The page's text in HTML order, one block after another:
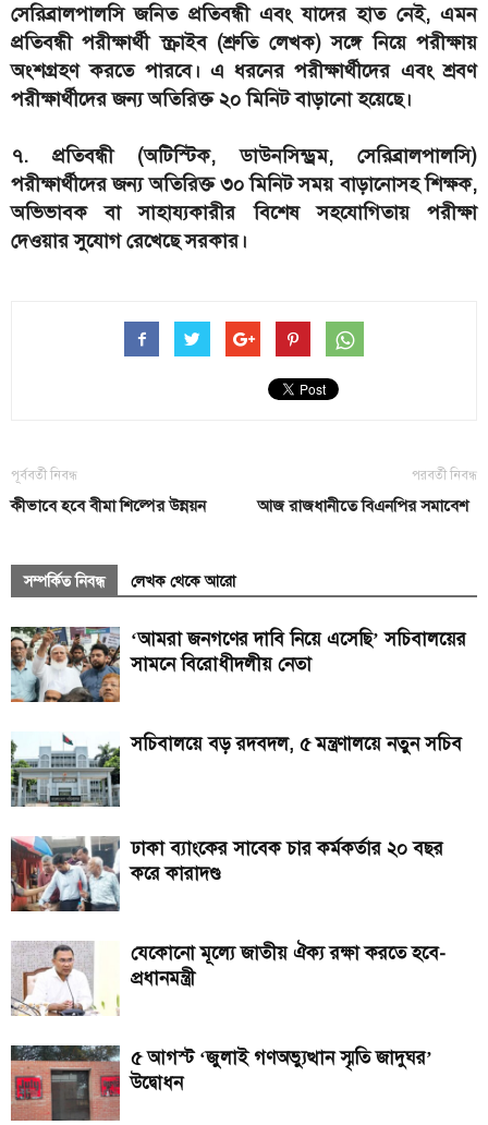
সেরিব্রালপালসি জনিত প্রতিবন্ধী এবং যাদের হাত নেই, এমন
প্রতিবন্ধী পরীক্ষার্থী স্ক্রাইব (শ্রুতি লেখক) সঙ্গে নিয়ে পরীক্ষায়
অংশগ্রহণ করতে পারবে। এ ধরনের পরীক্ষার্থীদের এবং শ্রবণ
পরীক্ষার্থীদের জন্য অতিরিক্ত ২০ মিনিট বাড়ানো হয়েছে।
৭. প্রতিবন্ধী (অটিস্টিক, ডাউনসিন্ড্রম, সেরিব্রালপালসি)
পরীক্ষার্থীদের জন্য অতিরিক্ত ৩০ মিনিট সময় বাড়ানোসহ শিক্ষক,
অভিভাবক বা সাহায্যকারীর বিশেষ সহযোগিতায় পরীক্ষা
দেওয়ার সুযোগ রেখেছে সরকার।
পূর্ববর্তী নিবন্ধ
কীভাবে হবে বীমা শিল্পের উন্নয়ন
পরবর্তী নিবন্ধ
আজ রাজধানীতে বিএনপির সমাবেশ
সম্পর্কিত নিবন্ধ লেখক থেকে আরো
‘আমরা জনগণের দাবি নিয়ে এসেছি’ সচিবালয়ের
সামনে বিরোধীদলীয় নেতা
সচিবালয়ে বড় রদবদল, ৫ মন্ত্রণালয়ে নতুন সচিব
ঢাকা ব্যাংকের সাবেক চার কর্মকর্তার ২০ বছর
করে কারাদণ্ড
যেকোনো মূল্যে জাতীয় ঐক্য রক্ষা করতে হবে-
প্রধানমন্ত্রী
৫ আগস্ট ‘জুলাই গণঅভ্যুত্থান স্মৃতি জাদুঘর’
উদ্বোধন